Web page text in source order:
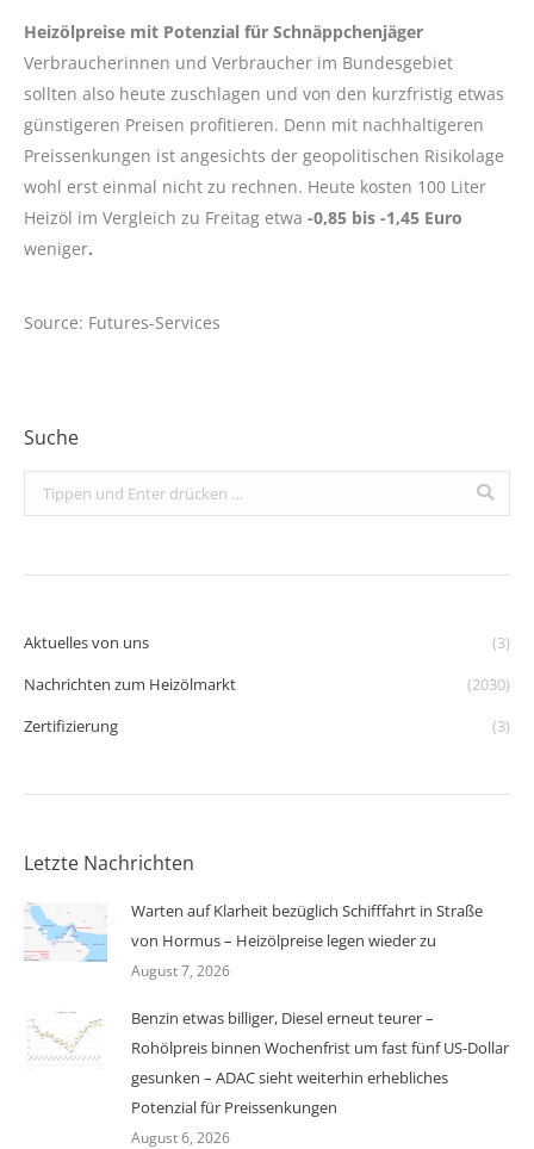
Heizölpreise mit Potenzial für Schnäppchenjäger
Verbraucherinnen und Verbraucher im Bundesgebiet
sollten also heute zuschlagen und von den kurzfristig etwas
günstigeren Preisen profitieren. Denn mit nachhaltigeren
Preissenkungen ist angesichts der geopolitischen Risikolage
wohl erst einmal nicht zu rechnen. Heute kosten 100 Liter
Heizöl im Vergleich zu Freitag etwa -0,85 bis -1,45 Euro
weniger.
Source: Futures-Services
Suche
Search:
Aktuelles von uns
(3)
Nachrichten zum Heizölmarkt
(2030)
Zertifizierung
(3)
Letzte Nachrichten
Warten auf Klarheit bezüglich Schifffahrt in Straße
von Hormus – Heizölpreise legen wieder zu
August 7, 2026
Benzin etwas billiger, Diesel erneut teurer –
Rohölpreis binnen Wochenfrist um fast fünf US-Dollar
gesunken – ADAC sieht weiterhin erhebliches
Potenzial für Preissenkungen
August 6, 2026